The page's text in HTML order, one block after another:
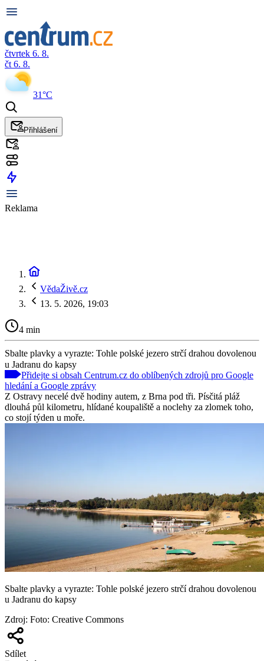
čtvrtek 6. 8.
čt 6. 8.
31°C
Přihlášení
Reklama
VědaŽivě.cz
13. 5. 2026, 19:03
4 min
Sbalte plavky a vyrazte: Tohle polské jezero strčí drahou dovolenou
u Jadranu do kapsy
Přidejte si obsah Centrum.cz do oblíbených zdrojů pro Google
hledání a Google zprávy
Z Ostravy necelé dvě hodiny autem, z Brna pod tři. Písčitá pláž
dlouhá půl kilometru, hlídané koupaliště a noclehy za zlomek toho,
co stojí týden u moře.
Sbalte plavky a vyrazte: Tohle polské jezero strčí drahou dovolenou
u Jadranu do kapsy
Zdroj: Foto: Creative Commons
Sdílet